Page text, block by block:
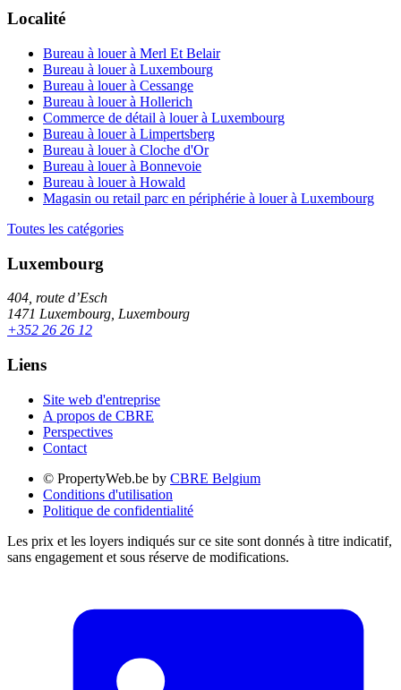
Localité
Bureau à louer à Merl Et Belair
Bureau à louer à Luxembourg
Bureau à louer à Cessange
Bureau à louer à Hollerich
Commerce de détail à louer à Luxembourg
Bureau à louer à Limpertsberg
Bureau à louer à Cloche d'Or
Bureau à louer à Bonnevoie
Bureau à louer à Howald
Magasin ou retail parc en périphérie à louer à Luxembourg
Toutes les catégories
Luxembourg
404, route d’Esch
1471 Luxembourg, Luxembourg
+352 26 26 12
Liens
Site web d'entreprise
A propos de CBRE
Perspectives
Contact
© PropertyWeb.be by CBRE Belgium
Conditions d'utilisation
Politique de confidentialité
Les prix et les loyers indiqués sur ce site sont donnés à titre indicatif,
sans engagement et sous réserve de modifications.